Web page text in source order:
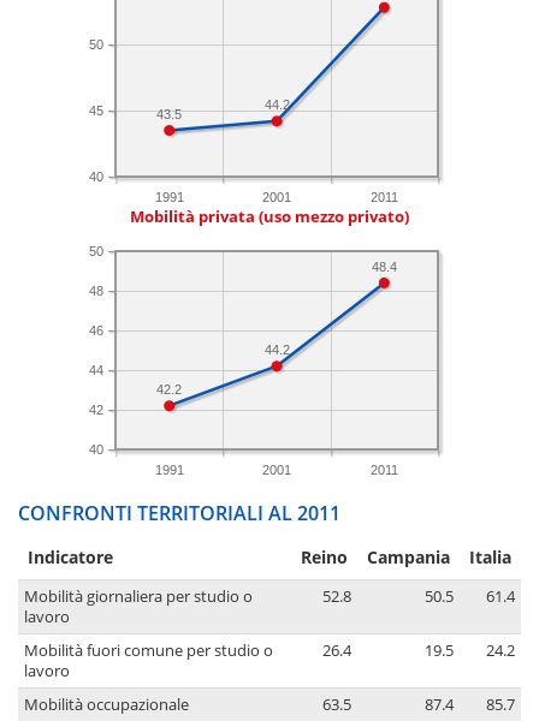
1991 2001 2011
40
45
50
44.2
43.5
Mobilità privata (uso mezzo privato)
1991 2001 2011
40
42
44
46
48
50
48.4
44.2
42.2
CONFRONTI TERRITORIALI AL 2011
Indicatore Reino Campania Italia
Mobilità giornaliera per studio o
lavoro
52.8 50.5 61.4
Mobilità fuori comune per studio o
lavoro
26.4 19.5 24.2
Mobilità occupazionale 63.5 87.4
85.7